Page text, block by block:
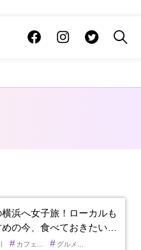
浜へ女子旅！ローカルも
めの今、食べておきたい…
# カフェ... # グルメ...